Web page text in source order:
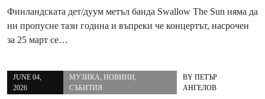
Финландската дет/дуум метъл банда Swallow The Sun няма да
ни пропусне тази година и въпреки че концертът, насрочен
за 25 март се…
JUNE 04,
2026
МУЗИКА НОВИНИ
СЪБИТИЯ
BY ПЕТЪР
АНГЕЛОВ